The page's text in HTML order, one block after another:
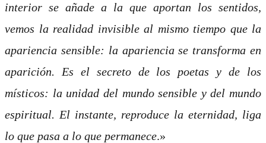
interior se añade a la que aportan los sentidos,
vemos la realidad invisible al mismo tiempo que la
apariencia sensible: la apariencia se transforma en
aparición. Es el secreto de los poetas y de los
místicos: la unidad del mundo sensible y del mundo
espiritual. El instante, reproduce la eternidad, liga
lo que pasa a lo que permanece.»